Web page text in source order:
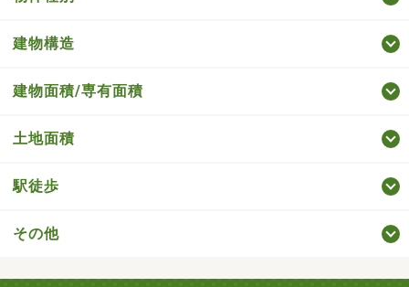
建物構造
建物面積/専有面積
土地面積
駅徒歩
その他